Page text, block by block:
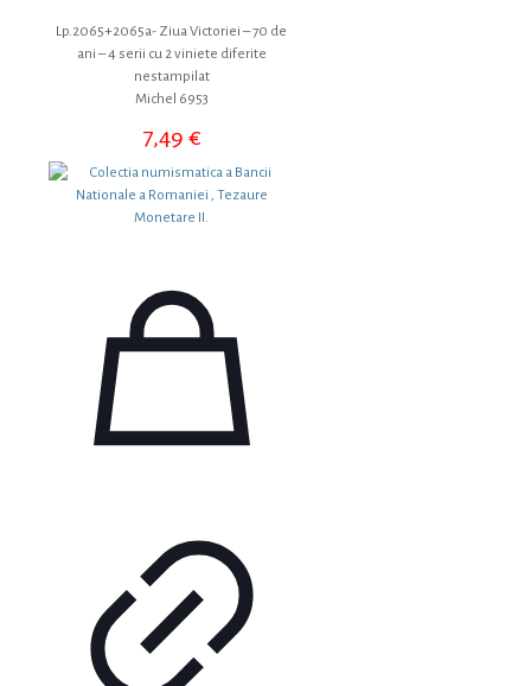
Lp.2065+2065a- Ziua Victoriei – 70 de
ani – 4 serii cu 2 viniete diferite
nestampilat
Michel 6953
7,49 €